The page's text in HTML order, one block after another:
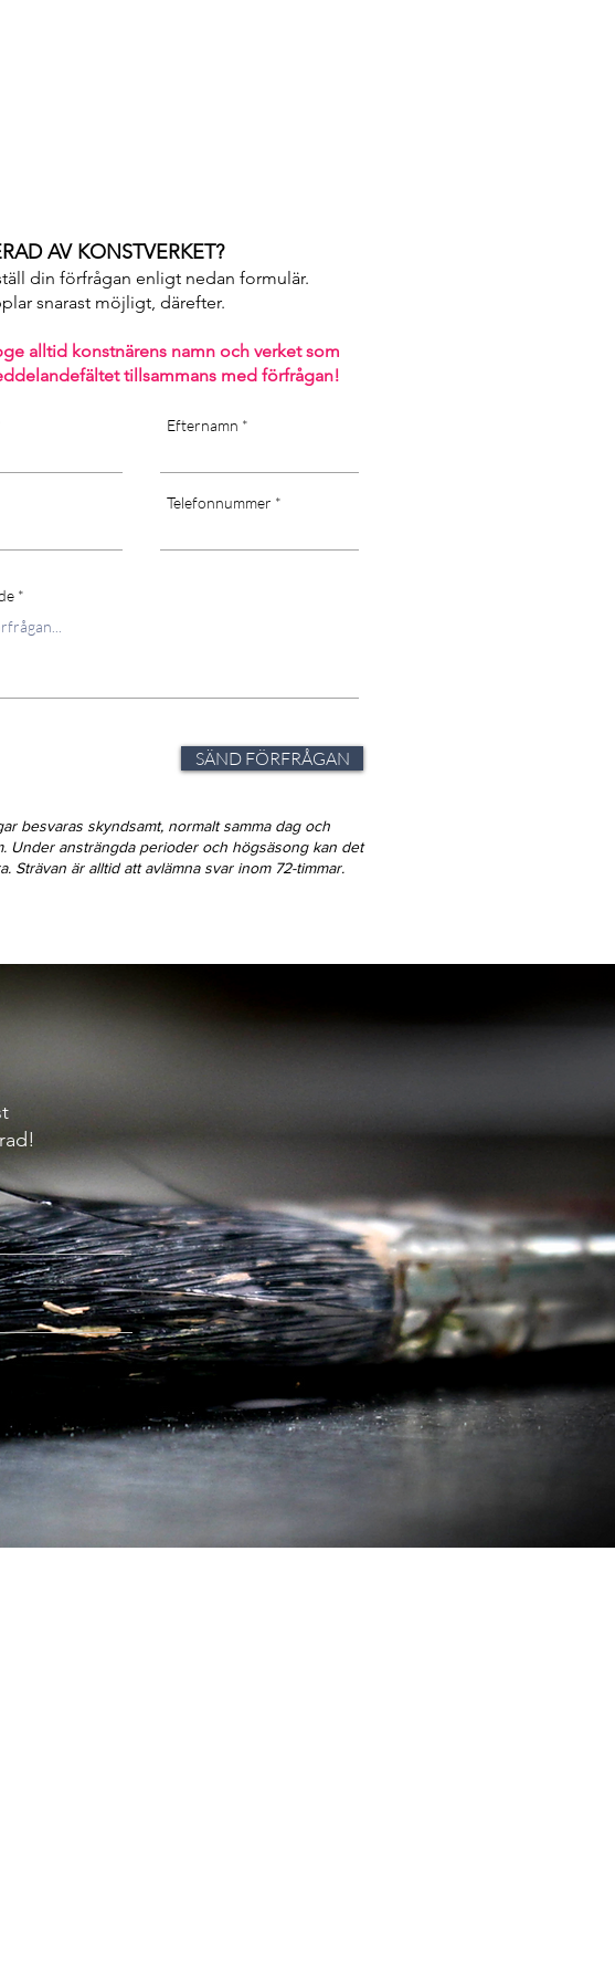
AV KONSTVERKET?
din förfrågan enligt nedan formulär.
snarast möjligt, därefter.
alltid konstnärens namn och verket som
tillsammans med förfrågan!
Efternamn
Telefonnummer
SÄND FÖRFRÅGAN
besvaras skyndsamt, normalt samma dag och
Under ansträngda perioder och högsäsong kan det
Strävan är alltid att avlämna svar inom 72-timmar.